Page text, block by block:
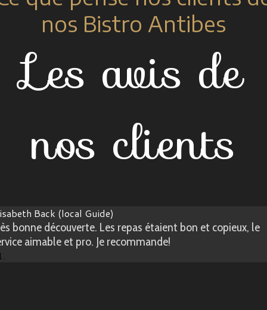
nos Bistro Antibes
Les avis de
nos clients
Back (local Guide)
bonne découverte. Les repas étaient bon et copieux, le
aimable et pro. Je recommande!